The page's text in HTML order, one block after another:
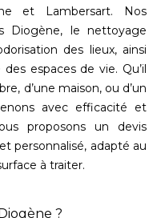
et Lambersart. Nos
Diogène, lenettoyage
des lieux, ainsi
espaces de vie. Qu’il
d’une maison, ou d’un
avec efficacité et
proposons un devis
personnalisé, adapté au
à traiter.
?